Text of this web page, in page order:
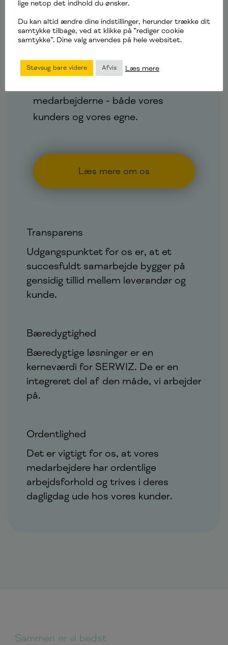
Vi er en virksomhed med stærke
værdier, og vi står fast på det, vi
levere kvalitetsydelser, men også
medarbejderne - både vores
kunders og vores egne.
Læs mere om os
Transparens
Udgangspunktet for os er, at et
succesfuldt samarbejde bygger på
gensidig tillid mellem leverandør og
kunde.
Bæredygtighed
Bæredygtige løsninger er en
kerneværdi for SERWIZ. De er en
integreret del af den måde, vi arbejder
på.
Ordentlighed
Det er vigtigt for os, at vores
medarbejdere har ordentlige
arbejdsforhold og trives i deres
dagligdag ude hos vores kunder.
Sammen er vi bedst
lige netop det indhold du ønsker.
Du kan altid ændre dine indstillinger, herunder trække dit
samtykke tilbage, ved at klikke på ”rediger cookie
samtykke”. Dine valg anvendes på hele websitet.
Støvsug bare videre Afvis Læs mere